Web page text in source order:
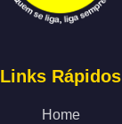
Links Rápidos
Home